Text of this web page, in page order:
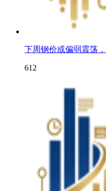
下周钢价或偏弱震荡
612